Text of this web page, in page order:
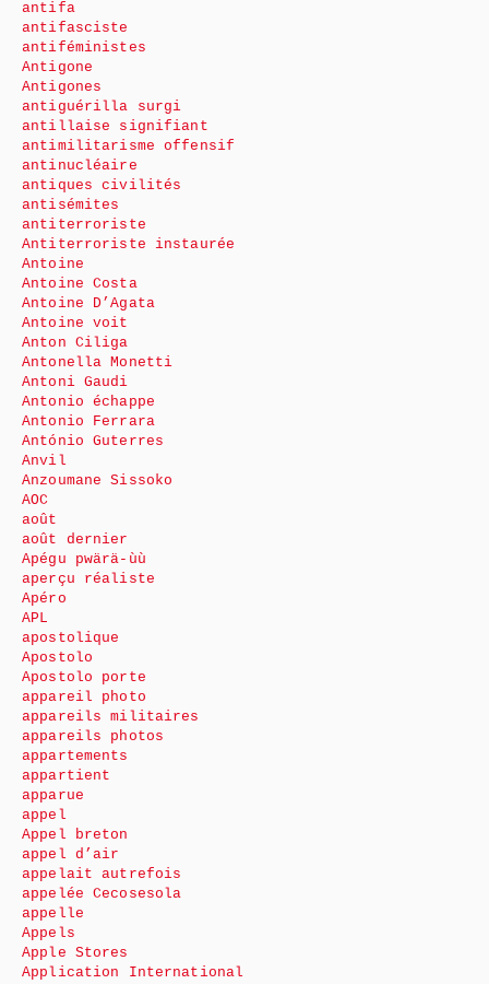
antifa
antifasciste
antiféministes
Antigone
Antigones
antiguérilla surgi
antillaise signifiant
antimilitarisme offensif
antinucléaire
antiques civilités
antisémites
antiterroriste
Antiterroriste instaurée
Antoine
Antoine Costa
Antoine D’Agata
Antoine voit
Anton Ciliga
Antonella Monetti
Antoni Gaudi
Antonio échappe
Antonio Ferrara
António Guterres
Anvil
Anzoumane Sissoko
AOC
août
août dernier
Apégu pwärä-ùù
aperçu réaliste
Apéro
APL
apostolique
Apostolo
Apostolo porte
appareil photo
appareils militaires
appareils photos
appartements
appartient
apparue
appel
Appel breton
appel d’air
appelait autrefois
appelée Cecosesola
appelle
Appels
Apple Stores
Application International